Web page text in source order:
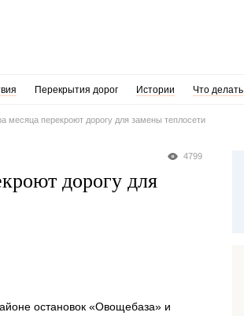
Перекрытия дорог Истории Что делать
месяца перекроют дорогу для замены теплосети
4799
дорогу для
остановок «Овощебаза» и